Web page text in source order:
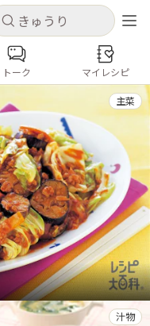
キャンセル
できます
新規登録
キャンセル
コンテンツ
とうもろこし
ヤ
トーク マイレシピ
主菜
汁物